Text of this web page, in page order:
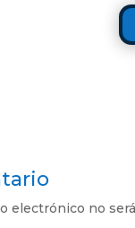
electrónico no